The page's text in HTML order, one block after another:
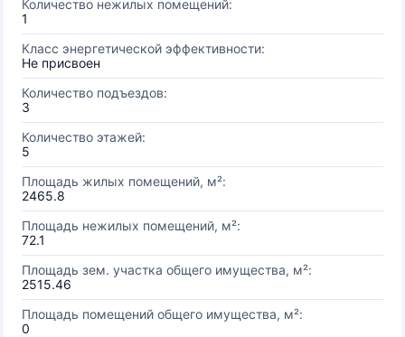
Количество нежилых помещений:
1
Класс энергетической эффективности:
Не присвоен
Количество подъездов:
3
Количество этажей:
5
Площадь жилых помещений, м²:
2465.8
Площадь нежилых помещений, м²:
72.1
Площадь зем. участка общего имущества, м²:
2515.46
Площадь помещений общего имущества, м²:
0